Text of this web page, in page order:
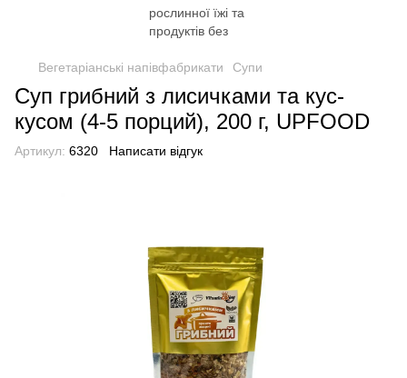
Вегетаріанські напівфабрикати Супи
Суп грибний з лисичками та кус-
кусом (4-5 порций), 200 г, UPFOOD
Артикул: 6320 Написати відгук